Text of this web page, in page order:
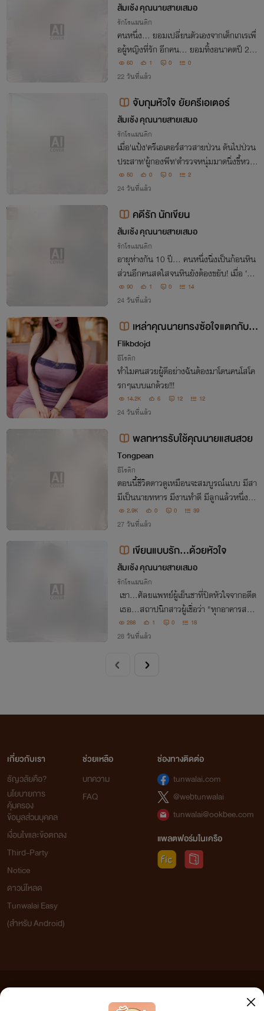
ส้มเช้ง คุณนายสายเสมอ
รักโรแมนติก
คนหนึ่ง... ยอมเปลี่ยนตัวเองจากเด็กเกเรเพื่
อผู้หญิงที่รัก อีกคน... ยอมทิ้งอนาคตปี 2 เ
พื่อกลับมาเริ่มต้นใหม่ไปพร้อมกัน การเดินท
างครั้งใหม่ของ 'แพรรี่' และ 'พี่แนน' ในรั้วม
60 1 0 0
22 วันที่แล้ว
จับกุมหัวใจ ยัยครีเอเตอร์
ส้มเช้ง คุณนายสายเสมอ
รักโรแมนติก
เมื่อ'แป้ง'ครีเอเตอร์สาวสายป่วน ดันไปป่วน
ประสาท'ผู้กองพีท'ตำรวจหนุ่มมาดนิ่งขี้หวงจ
นโดนตั้งด่านสกัด! จากคลิปคอนเทนต์ขำๆ ก
ลับกลายเป็นคดีรักที่ไม่มีวันหมดอายุเพราะผู้
50 0 0 2
24 วันที่แล้ว
คดีรัก นักเขียน
ส้มเช้ง คุณนายสายเสมอ
รักโรแมนติก
อายุห่างกัน 10 ปี... คนหนึ่งนิ่งเป็นก้อนหิน
ส่วนอีกคนสดใสจนหินยังต้องขยับ! เมื่อ ‘แพ
ร’ (24) นักเขียนสายมโน เผลอโชว์โก๊ะใส่ ‘ด
ร.ปราชญ์’ (34) ทนายหน้าตายข้างบ้านในห้อ
90 1 0 14
24 วันที่แล้ว
เหล่าคุณนายทรงซ้อใจแตกกับพ
วกโสโครกบ้าตัณหา
Flikbdojd
อีโรติก
ทำไมคนสวยผู้ดีอย่างฉันต้องมาโดนคนโสโค
รกๆแบบแกด้วย!!!
14.2K 6 12 12
24 วันที่แล้ว
พลทหารรับใช้คุณนายแสนสวย
Tongpean
อีโรติก
ตอนนี้ชีวิตดาวดูเหมือนจะสมบูรณ์แบบ มีสา
มีเป็นนายทหาร มีงานทำดี มีลูกแล้วหนึ่งคน
แต่ลึก ๆในใจดาวยังคงติดใจและหลงใหลใน
“ทวนใหญ่ 8 นิ้ว” ของพลทหารลูกน้องสามี
2.9K 0 0 39
27 วันที่แล้ว
เขียนแบบรัก...ด้วยหัวใจ
ส้มเช้ง คุณนายสายเสมอ
รักโรแมนติก
เขา...ศัลยแพทย์ผู้เย็นชาที่ปิดหัวใจจากอดีต
เธอ...สถาปนิกสาวผู้เชื่อว่า "ทุกอาคารสาม
ารถเยียวยาหัวใจของผู้คนได้" เมื่อทั้งคู่ต้องร่
วมกันออกแบบโรงพยาบาลแห่งใหม่ จากคน
288 1 0 18
28 วันที่แล้ว
เกี่ยวกับเรา
ธัญวลัยคือ?
นโยบายการ
คุ้มครอง
ข้อมูลส่วนบุคคล
เงื่อนไขและข้อตกลง
Third-Party
Notice
ดาวน์โหลด
Tunwalai Easy
(สำหรับ Android)
ช่วยเหลือ
บทความ
FAQ
ช่องทางติดต่อ
tunwalai.com
@webtunwalai
tunwalai@ookbee.com
แพลตฟอร์มในเครือ
เว็บไซต์แห่งนี้ไม่ได้เห็นด้วยและไม่ขอรับผิดชอบต่อข้อความใดๆ ทั้งสิ้น ดังนั้นผู้อ่านทุกท่านโปรดใช้